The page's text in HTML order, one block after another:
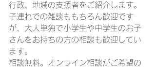
行政、地域の支援者をご紹介します。
子連れでの雑談ももちろん歓迎です
が、大人単独で小学生や中学生のお子
さんをお持ちの方の相談も歓迎してい
ます。
相談無料。オンライン相談がご希望の